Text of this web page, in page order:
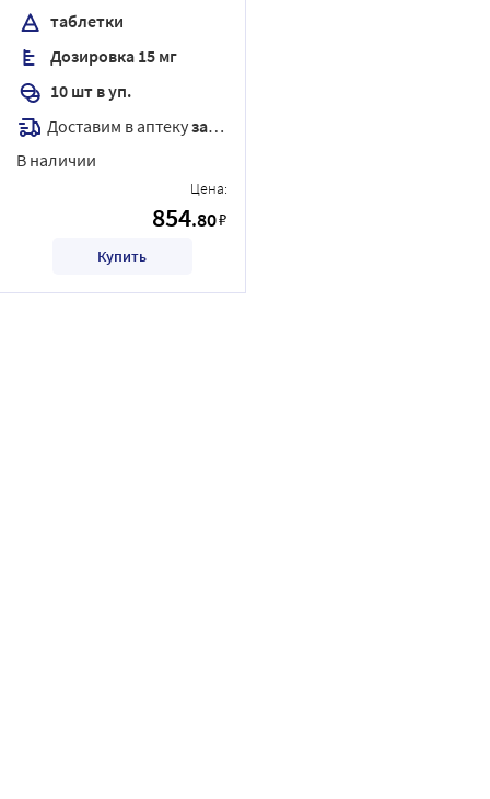
таблетки
Дозировка 15 мг
10 шт в уп.
Доставим в аптекузавтра
В наличии
Цена:
854.80₽
Купить